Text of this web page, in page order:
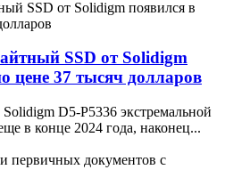
SSD от Solidigm
цене 37 тысяч долларов
D5-P5336 экстремальной
в конце 2024 года, наконец...